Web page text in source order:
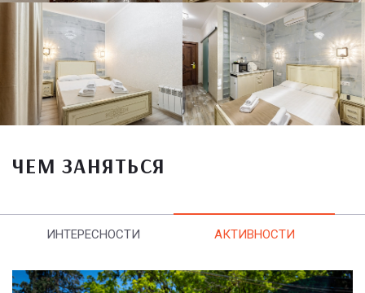
ЧЕМ ЗАНЯТЬСЯ
ИНТЕРЕСНОСТИ АКТИВНОСТИ